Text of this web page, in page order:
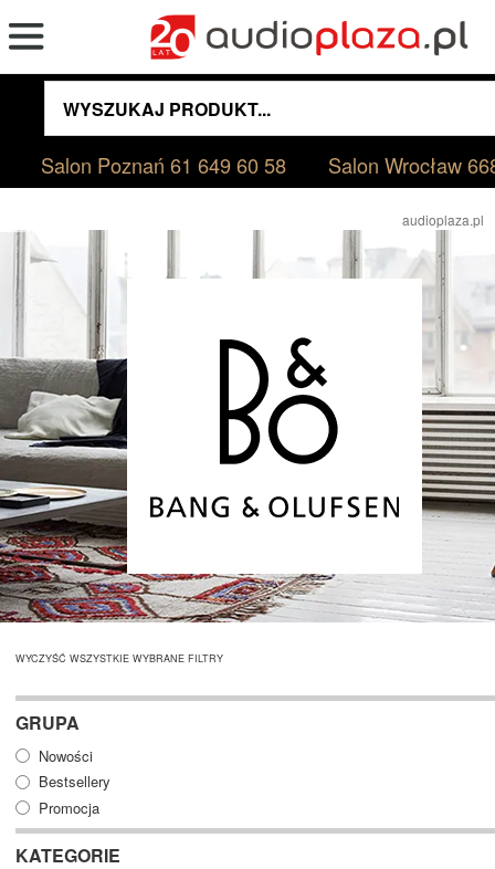
Salon Poznań61 649 60 58 Salon Wrocław
audioplaza.pl
WYCZYŚĆ WSZYSTKIE WYBRANE FILTRY
GRUPA
Nowości
Bestsellery
Promocja
KATEGORIE